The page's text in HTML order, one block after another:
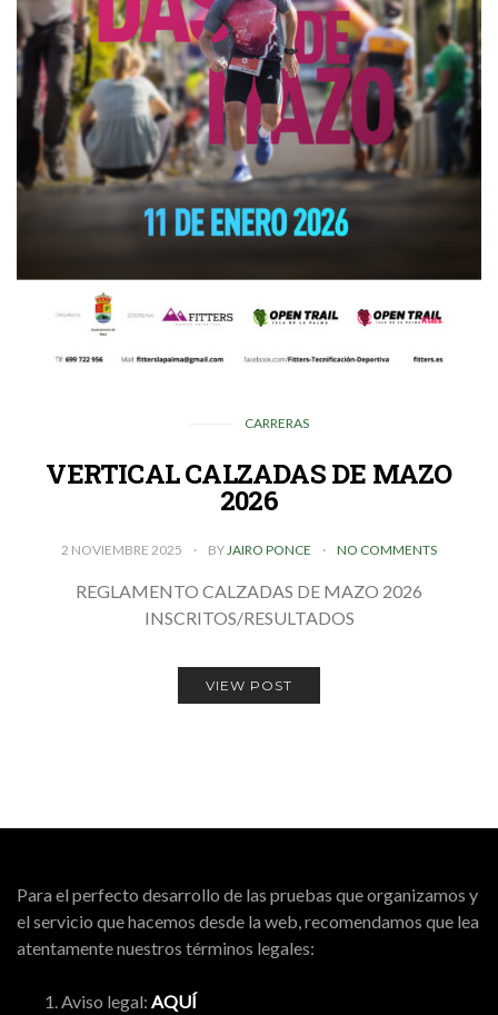
CARRERAS
VERTICAL CALZADAS DE MAZO
2026
2 NOVIEMBRE 2025 BY JAIRO PONCE NO COMMENTS
REGLAMENTO CALZADAS DE MAZO 2026
INSCRITOS/RESULTADOS
VIEW POST
Para el perfecto desarrollo de las pruebas que organizamos y
el servicio que hacemos desde la web, recomendamos que lea
atentamente nuestros términos legales:
Aviso legal: AQUÍ